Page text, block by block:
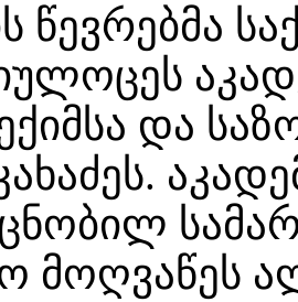
წევრებმა
და
ცნობილ
მოღვაწეს